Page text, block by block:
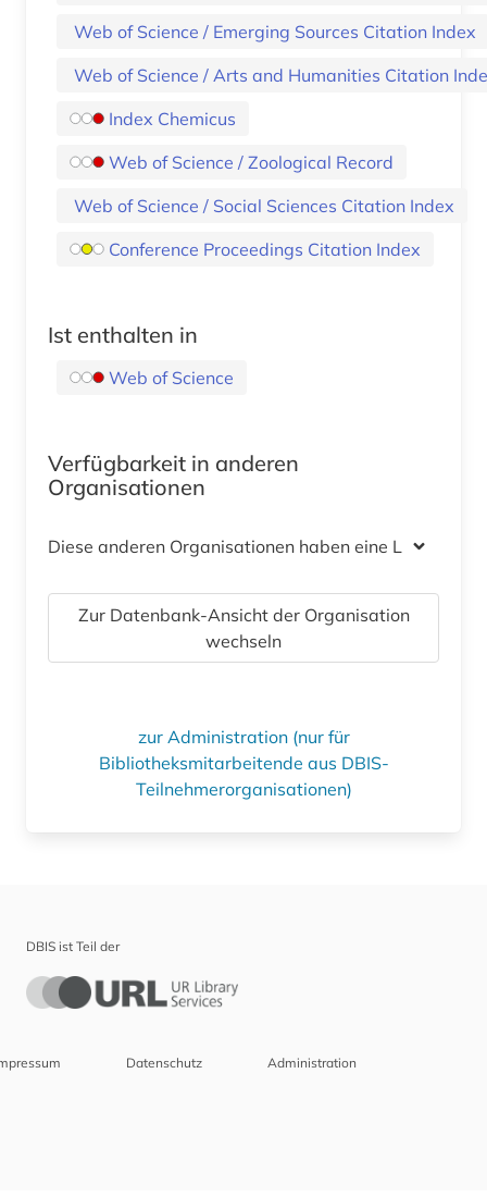
Web of Science / Emerging Sources Citation Index
Web of Science / Arts and Humanities Citation
Index Chemicus
Web of Science / Zoological Record
Web of Science / Social Sciences Citation Index
Conference Proceedings Citation Index
Ist enthalten in
Web of Science
Verfügbarkeit in anderen
Organisationen
Diese anderen Organisationen haben eine Lizenz
Zur Datenbank-Ansicht der Organisation
wechseln
zur Administration (nur für
Bibliotheksmitarbeitende aus DBIS-
Teilnehmerorganisationen)
DBIS ist Teil der
Datenschutz Administration